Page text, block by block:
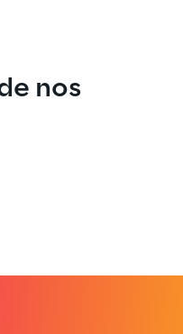
nos